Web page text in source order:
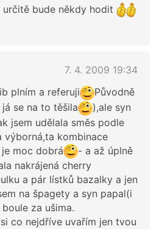
bude někdy hodit
7. 4. 2009 19:34
plním a referuji
Původně
se na to těšila
),ale syn
jsem udělala směs podle
kombinace
moc dobrá
- a až úplně
nakrájená cherry
a pár lístků bazalky a jen
na špagety a syn papal(i
za ušima.
co nejdříve uvařím jen tvou